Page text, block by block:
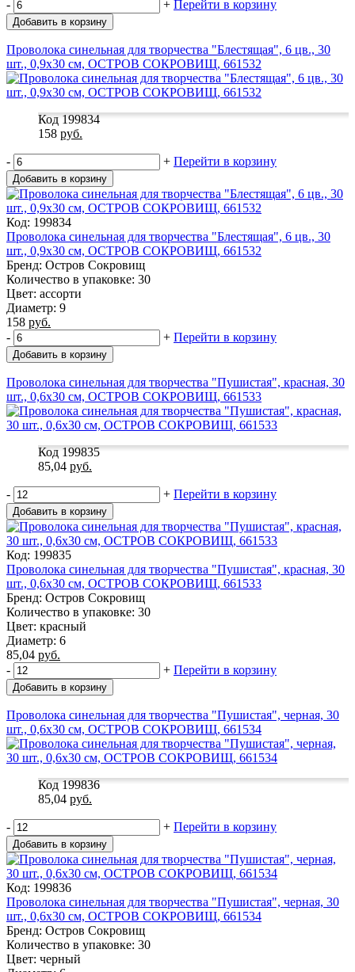
- + Перейти в корзину
Добавить в корзину
Проволока синельная для творчества "Блестящая", 6 цв., 30
шт., 0,9х30 см, ОСТРОВ СОКРОВИЩ, 661532
Код 199834
158 руб.
- + Перейти в корзину
Добавить в корзину
Код: 199834
Проволока синельная для творчества "Блестящая", 6 цв., 30
шт., 0,9х30 см, ОСТРОВ СОКРОВИЩ, 661532
Бренд: Остров Сокровищ
Количество в упаковке: 30
Цвет: ассорти
Диаметр: 9
158 руб.
-
+ Перейти в корзину
Добавить в корзину
Проволока синельная для творчества "Пушистая", красная, 30
шт., 0,6х30 см, ОСТРОВ СОКРОВИЩ, 661533
Код 199835
85,04 руб.
- + Перейти в корзину
Добавить в корзину
Код: 199835
Проволока синельная для творчества "Пушистая", красная, 30
шт., 0,6х30 см, ОСТРОВ СОКРОВИЩ, 661533
Бренд: Остров Сокровищ
Количество в упаковке: 30
Цвет: красный
Диаметр: 6
85,04 руб.
-
+ Перейти в корзину
Добавить в корзину
Проволока синельная для творчества "Пушистая", черная, 30
шт., 0,6х30 см, ОСТРОВ СОКРОВИЩ, 661534
Код 199836
85,04 руб.
- + Перейти в корзину
Добавить в корзину
Код: 199836
Проволока синельная для творчества "Пушистая", черная, 30
шт., 0,6х30 см, ОСТРОВ СОКРОВИЩ, 661534
Бренд: Остров Сокровищ
Количество в упаковке: 30
Цвет: черный